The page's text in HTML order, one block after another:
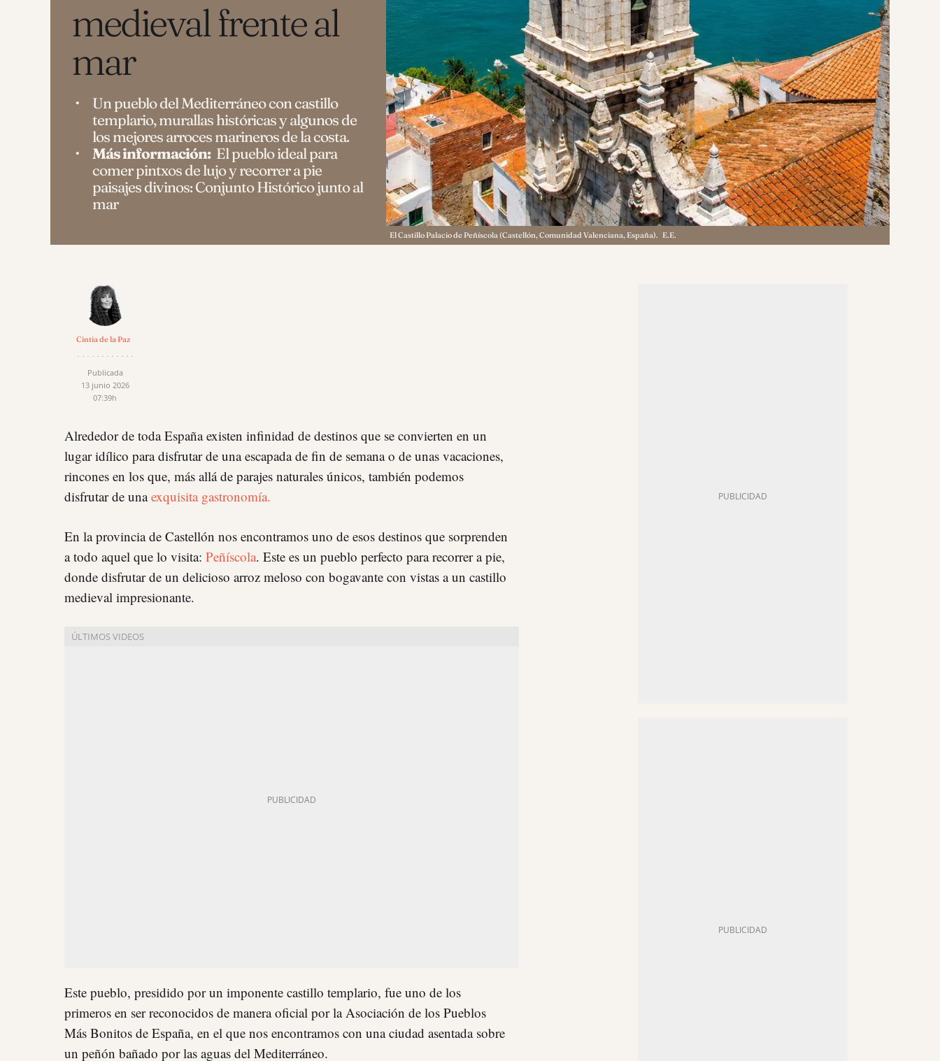
medieval frente al
mar
Un pueblo del Mediterráneo con castillo
templario, murallas históricas y algunos de
los mejores arroces marineros de la costa.
Más información: El pueblo ideal para
comer pintxos de lujo y recorrer a pie
paisajes divinos: Conjunto Histórico junto al
mar
El Castillo Palacio de Peñíscola (Castellón, Comunidad Valenciana, España). E.E.
Cintia de la Paz
Publicada
13 junio 2026
07:39h
Alrededor de toda España existen infinidad de destinos que se convierten en un
lugar idílico para disfrutar de una escapada de fin de semana o de unas vacaciones,
rincones en los que, más allá de parajes naturales únicos, también podemos
disfrutar de unaexquisita gastronomía.
En la provincia de Castellón nos encontramos uno de esos destinos que sorprenden
a todo aquel que lo visita: Peñíscola. Este es un pueblo perfecto para recorrer a pie,
donde disfrutar de un delicioso arroz meloso con bogavante con vistas a un castillo
medieval impresionante.
Este pueblo, presidido por un imponente castillo templario, fue uno de los
primeros en ser reconocidos de manera oficial por la Asociación de los Pueblos
Más Bonitos de España, en el que nos encontramos con una ciudad asentada sobre
un peñón bañado por las aguas del Mediterráneo.